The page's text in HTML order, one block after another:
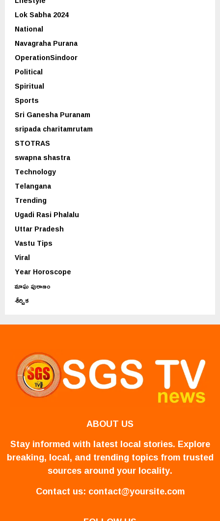
Lok Sabha 2024
National
Navagraha Purana
OperationSindoor
Political
Spiritual
Sports
Sri Ganesha Puranam
sripada charitamrutam
STOTRAS
swapna shastra
Technology
Telangana
Trending
Ugadi Rasi Phalalu
Uttar Pradesh
Vastu Tips
Viral
Year Horoscope
మాఘ పురాణం
శీర్షిక
ABOUT US
Stay informed with latest local stories. Explore
breaking, local, and trending topics from trusted
sources around your locality.
Contact us: contact@yoursite.com